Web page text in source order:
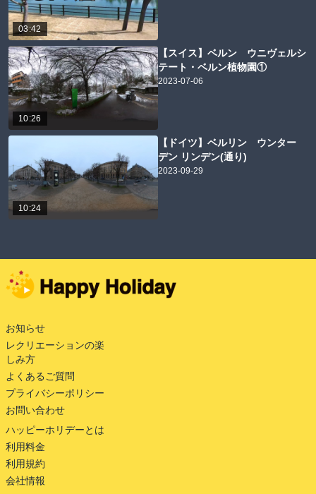
03:42
10:26
【スイス】ベルン ウニヴェルシ
テート・ベルン植物園①
2023-07-06
10:24
【ドイツ】ベルリン ウンター
デン リンデン(通り)
2023-09-29
お知らせ
レクリエーションの楽
しみ方
よくあるご質問
プライバシーポリシー
お問い合わせ
ハッピーホリデーとは
利用料金
利用規約
会社情報